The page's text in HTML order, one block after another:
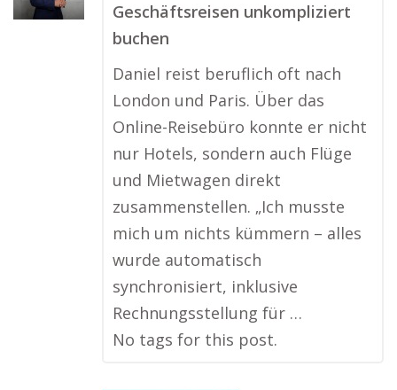
Geschäftsreisen unkompliziert
buchen
Daniel reist beruflich oft nach
London und Paris. Über das
Online-Reisebüro konnte er nicht
nur Hotels, sondern auch Flüge
und Mietwagen direkt
zusammenstellen. „Ich musste
mich um nichts kümmern – alles
wurde automatisch
synchronisiert, inklusive
Rechnungsstellung für …
No tags for this post.